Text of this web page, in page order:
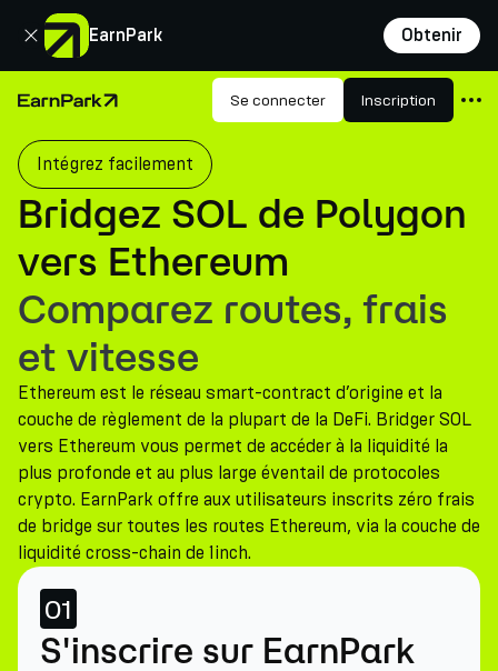
EarnPark Obtenir
Fermer
Page d'accueil Se connecter Inscription
Produits
Marchés
Calculatrices
PARK Token
Ressources
Entreprise
Intégrez facilement
Bridgez SOL de Polygon
vers Ethereum
Comparez routes, frais
et vitesse
Ethereum est le réseau smart-contract d’origine et la
couche de règlement de la plupart de la DeFi. Bridger SOL
vers Ethereum vous permet de accéder à la liquidité la
plus profonde et au plus large éventail de protocoles
crypto. EarnPark offre aux utilisateurs inscrits zéro frais
de bridge sur toutes les routes Ethereum, via la couche de
liquidité cross-chain de 1inch.
01
S'inscrire sur EarnPark